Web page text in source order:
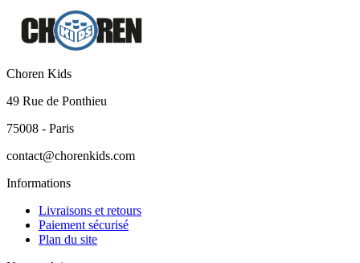
Choren Kids
49 Rue de Ponthieu
75008 - Paris
contact@chorenkids.com
Informations
Livraisons et retours
Paiement sécurisé
Plan du site